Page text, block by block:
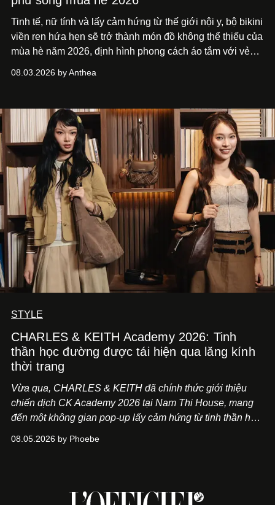
Tinh tế, nữ tính và lấy cảm hứng từ thế giới nội y, bộ bikini
viền ren hứa hẹn sẽ trở thành món đồ không thể thiếu của
mùa hè năm 2026, định hình phong cách áo tắm với vẻ
08.03.2026 by Anthea
STYLE
CHARLES & KEITH Academy 2026: Tinh
thần học đường được tái hiện qua lăng kính
thời trang
Vừa qua, CHARLES & KEITH đã chính thức giới thiệu
chiến dịch CK Academy 2026 tại Nam Thi House, mang
đến một không gian pop-up lấy cảm hứng từ tinh thần học
sống của thế hệ Gen Z giao thoa trong một trải nghiệm đa
08.05.2026 by Phoebe